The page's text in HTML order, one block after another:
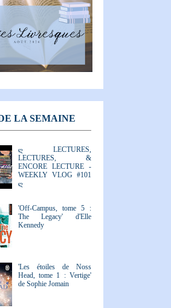
LA SEMAINE
ღ LECTURES,
LECTURES, &
ENCORE LECTURE -
WEEKLY VLOG #101
ღ
'Off-Campus, tome 5 :
The Legacy' d'Elle
Kennedy
'Les étoiles de Noss
Head, tome 1 : Vertige'
de Sophie Jomain